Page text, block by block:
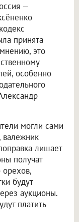
—
принята
это
особенно
могли сами
валежник
лишает
получат
орехов,
будут
аукционы.
платить